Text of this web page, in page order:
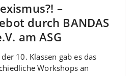
–
durch BANDAS
am ASG
10. Klassen gab es das
Workshops an